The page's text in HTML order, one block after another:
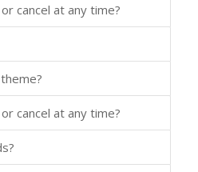
cancel at any time?
cancel at any time?